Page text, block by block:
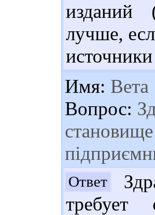
изданий
лучше,
Имя: Вета
Вопрос:
Ответ
требует